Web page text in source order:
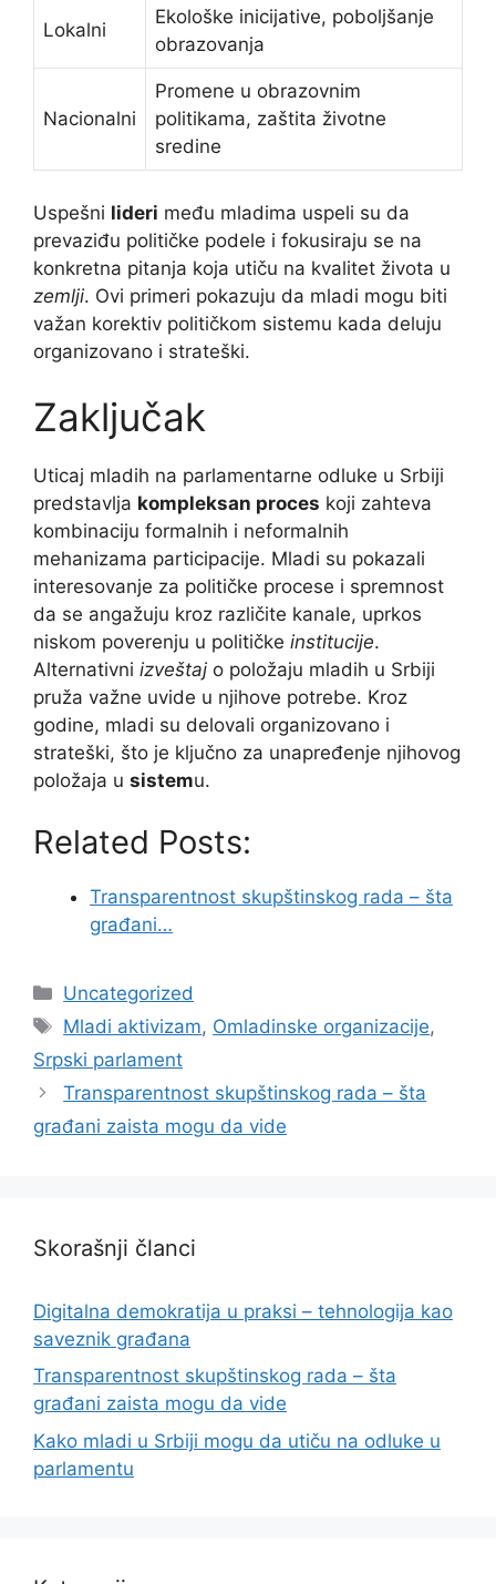
Lokalni
Ekološke inicijative, poboljšanje
obrazovanja
Nacionalni
Promene u obrazovnim
politikama, zaštita životne
sredine
Uspešni lideri među mladima uspeli su da
prevaziđu političke podele i fokusiraju se na
konkretna pitanja koja utiču na kvalitet života u
zemlji. Ovi primeri pokazuju da mladi mogu biti
važan korektiv političkom sistemu kada deluju
organizovano i strateški.
Zaključak
Uticaj mladih na parlamentarne odluke u Srbiji
predstavlja kompleksan proces koji zahteva
kombinaciju formalnih i neformalnih
mehanizama participacije. Mladi su pokazali
interesovanje za političke procese i spremnost
da se angažuju kroz različite kanale, uprkos
niskom poverenju u političke institucije.
Alternativni izveštaj o položaju mladih u Srbiji
pruža važne uvide u njihove potrebe. Kroz
godine, mladi su delovali organizovano i
strateški, što je ključno za unapređenje njihovog
položaja u sistemu.
Related Posts:
Transparentnost skupštinskog rada – šta
građani…
Categories
Uncategorized
Tags
Mladi aktivizam, Omladinske organizacije,
Srpski parlament
Transparentnost skupštinskog rada – šta
građani zaista mogu da vide
Skorašnji članci
Digitalna demokratija u praksi – tehnologija kao
saveznik građana
Transparentnost skupštinskog rada – šta
građani zaista mogu da vide
Kako mladi u Srbiji mogu da utiču na odluke u
parlamentu